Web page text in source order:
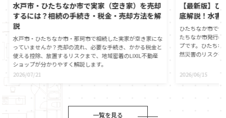
水戸市・ひたちなか市で実家（空き家）を売却
するには？相続の手続き・税金・売却方法を解
説
水戸市・ひたちなか市・那珂市で相続した実家が空き家にな
っていませんか？売却の流れ、必要な手続き、かかる税金と
使える控除、放置するリスクまで、地域密着のLIXIL不動産
ショップが分かりやすく解説します。
2026/07/21
【最新版】
底解説！水害
ひたちなか市で
たちなか市発行
プです。ひたち
然災害のリスク
動産の契約時に
2026/06/15
一覧を見る